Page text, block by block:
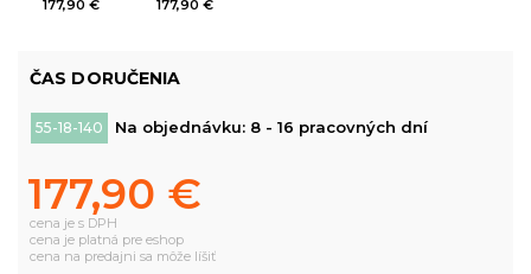
177,90 €
177,90 €
ČAS DORUČENIA
55-18-140 Na objednávku: 8 - 16 pracovných dní
177,90 €
cena je s DPH
cena je platná pre eshop
cena na predajni sa môže líšiť